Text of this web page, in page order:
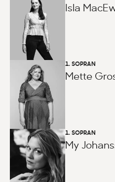
Isla
1. SOPRAN
Mette
1. SOPRAN
My